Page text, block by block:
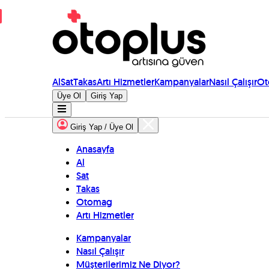
AlSatTakasArtı HizmetlerKampanyalarNasıl Çalışır
Üye Ol Giriş Yap
Giriş Yap / Üye Ol
Anasayfa
Al
Sat
Takas
Otomag
Artı Hizmetler
Kampanyalar
Nasıl Çalışır
Müşterilerimiz Ne Diyor?